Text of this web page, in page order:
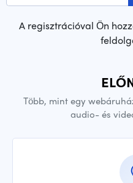
A regisztrációval Ön
Több, mint egy
audio- és